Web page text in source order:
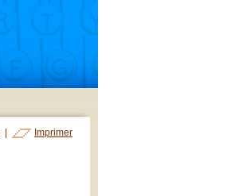
Imprimer